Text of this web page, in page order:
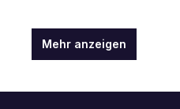
Mehr anzeigen